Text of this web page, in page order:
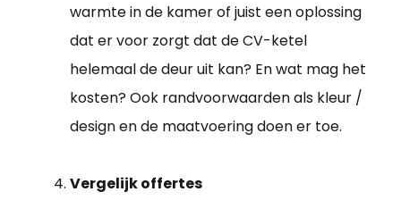
warmte in de kamer of juist een oplossing
dat er voor zorgt dat de CV-ketel
helemaal de deur uit kan? En wat mag het
kosten? Ook randvoorwaarden als kleur /
design en de maatvoering doen er toe.
Vergelijk offertes